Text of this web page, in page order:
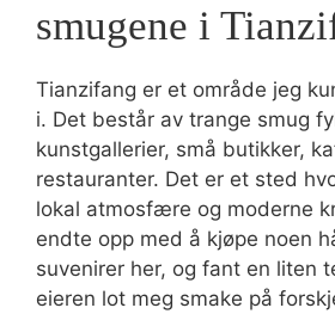
smugene i
Tianzifang er et område jeg
i. Det består av trange smug
kunstgallerier, små butikker,
restauranter. Det er et sted
lokal atmosfære og moderne
endte opp med å kjøpe noen
suvenirer her, og fant en liten
eieren lot meg smake på